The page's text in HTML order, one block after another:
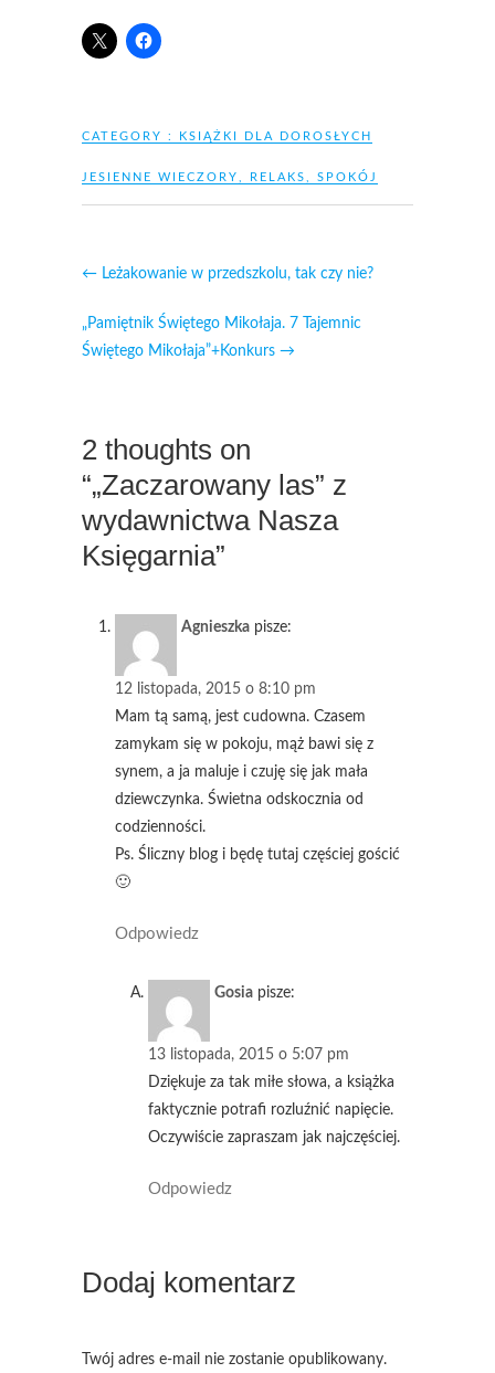
CATEGORY : KSIĄŻKI DLA DOROSŁYCH
JESIENNE WIECZORY RELAKS SPOKÓJ
← Leżakowanie w przedszkolu, tak czy nie?
„Pamiętnik Świętego Mikołaja. 7 Tajemnic
Świętego Mikołaja”+Konkurs →
2 thoughts on
“„Zaczarowany las” z
wydawnictwa Nasza
Księgarnia”
Agnieszka pisze:
12 listopada, 2015 o 8:10 pm
Mam tą samą, jest cudowna. Czasem
zamykam się w pokoju, mąż bawi się z
synem, a ja maluje i czuję się jak mała
dziewczynka. Świetna odskocznia od
codzienności.
Ps. Śliczny blog i będę tutaj częściej gościć
🙂
Odpowiedz
Gosia pisze:
13 listopada, 2015 o 5:07 pm
Dziękuje za tak miłe słowa, a książka
faktycznie potrafi rozluźnić napięcie.
Oczywiście zapraszam jak najczęściej.
Odpowiedz
Dodaj komentarz
Twój adres e-mail nie zostanie opublikowany.